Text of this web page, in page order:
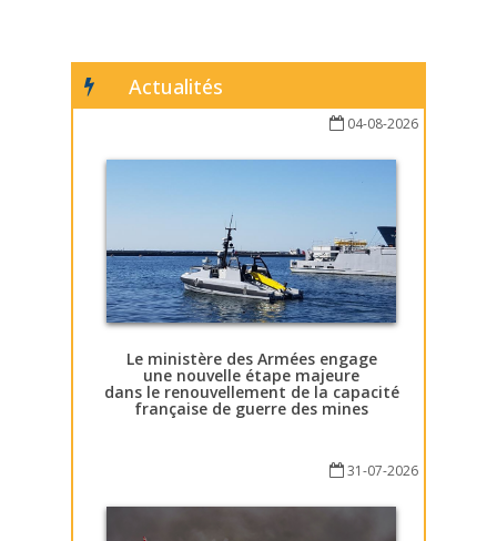
Actualités
04-08-2026
Le ministère des Armées engage
une nouvelle étape majeure
dans le renouvellement de la capacité
française de guerre des mines
31-07-2026